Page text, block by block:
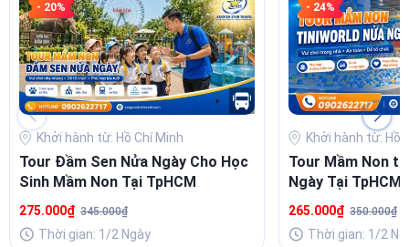
- 20%
Khởi hành từ: Hồ Chí Minh
Tour Đầm Sen Nửa Ngày Cho Học
Sinh Mầm Non Tại TpHCM
275.000₫ 345.000₫
Thời gian: 1/2 Ngày
- 24%
Khởi hành từ: Hồ
Tour Mầm Non
Ngày Tại TpHCM
265.000₫ 350.000₫
Thời gian: 1/2